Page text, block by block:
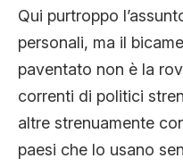
Qui purtroppo
personali, ma il
paventato non è la
correnti di politici
altre strenuamente
paesi che lo usano